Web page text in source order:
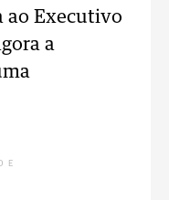
ao Executivo
a